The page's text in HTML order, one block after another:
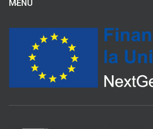
MENU